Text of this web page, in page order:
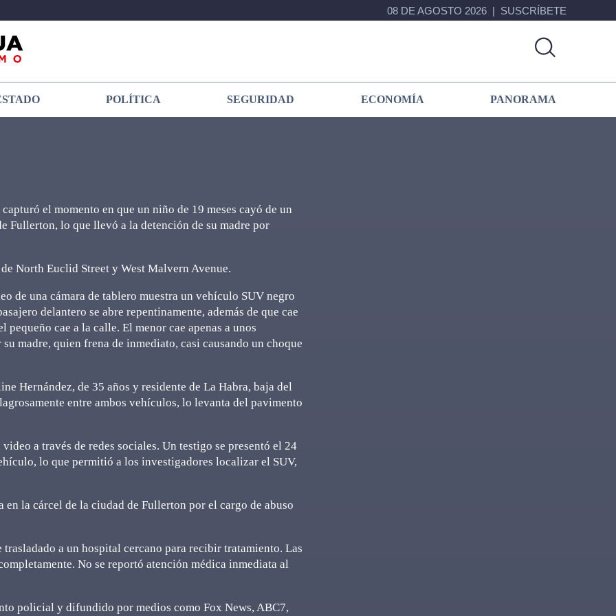
08 DE AGOSTO 2026 SUSCRÍBETE
POLÍTICA SEGURIDAD ECONOMÍA PANORAMA
el momento en que un niño de 19 meses cayó de un
Fullerton, lo que llevó a la detención de su madre por
North Euclid Street y West Malvern Avenue.
de una cámara de tablero muestra un vehículo SUV negro
delantero se abre repentinamente, además de que cae
cae a la calle. El menor cae apenas a unos
madre, quien frena de inmediato, casi causando un choque
Hernández, de 35 años y residente de La Habra, baja del
entre ambos vehículos, lo levanta del pavimento
a través de redes sociales. Un testigo se presentó el 24
lo que permitió a los investigadores localizar el SUV,
la cárcel de la ciudad de Fullerton por el cargo de abuso
a un hospital cercano para recibir tratamiento. Las
No se reportó atención médica inmediata al
policial y difundido por medios como Fox News, ABC7,